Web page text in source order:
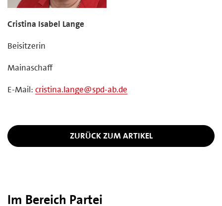
Cristina Isabel Lange
Beisitzerin
Mainaschaff
E-Mail: cristina.lange@spd-ab.de
ZURÜCK ZUM ARTIKEL
Im Bereich Partei